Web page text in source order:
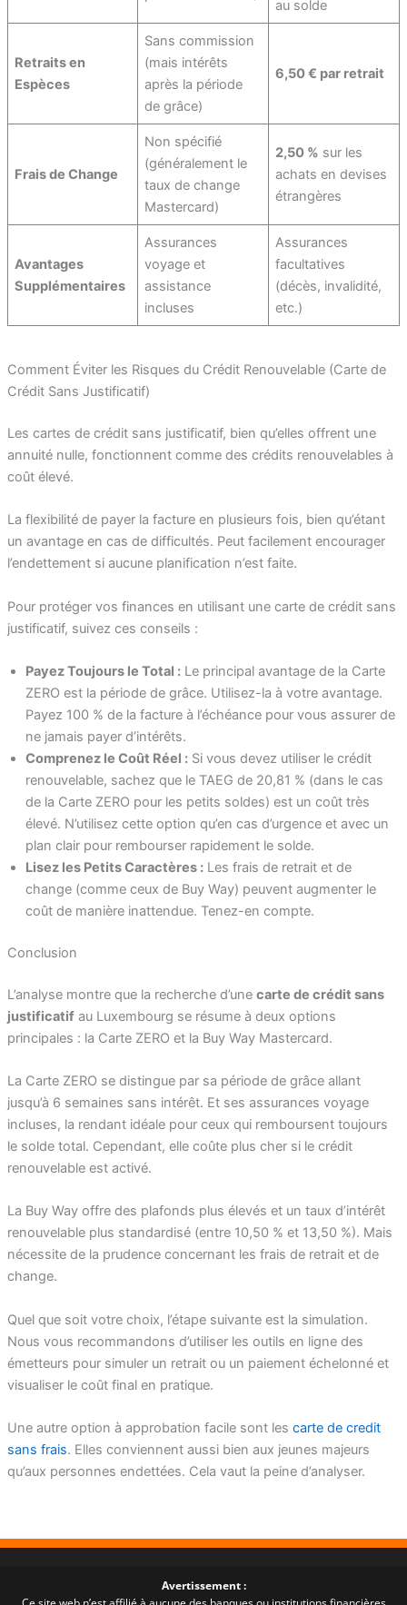
au solde
Retraits en
Espèces
Sans commission
(mais intérêts
après la période
de grâce)
6,50 € par retrait
Frais de Change
Non spécifié
(généralement le
taux de change
Mastercard)
2,50 % sur les
achats en devises
étrangères
Avantages
Supplémentaires
Assurances
voyage et
assistance
incluses
Assurances
facultatives
(décès, invalidité,
etc.)
Comment Éviter les Risques du Crédit Renouvelable (Carte de
Crédit Sans Justificatif)
Les cartes de crédit sans justificatif, bien qu’elles offrent une
annuité nulle, fonctionnent comme des crédits renouvelables à
coût élevé.
La flexibilité de payer la facture en plusieurs fois, bien qu’étant
un avantage en cas de difficultés. Peut facilement encourager
l’endettement si aucune planification n’est faite.
Pour protéger vos finances en utilisant une carte de crédit sans
justificatif, suivez ces conseils :
Payez Toujours le Total :Le principal avantage de la Carte
ZERO est la période de grâce. Utilisez-la à votre avantage.
Payez 100 % de la facture à l’échéance pour vous assurer de
ne jamais payer d’intérêts.
Comprenez le Coût Réel :Si vous devez utiliser le crédit
renouvelable, sachez que le TAEG de 20,81 % (dans le cas
de la Carte ZERO pour les petits soldes) est un coût très
élevé. N’utilisez cette option qu’en cas d’urgence et avec un
plan clair pour rembourser rapidement le solde.
Lisez les Petits Caractères :Les frais de retrait et de
change (comme ceux de Buy Way) peuvent augmenter le
coût de manière inattendue. Tenez-en compte.
Conclusion
L’analyse montre que la recherche d’une carte de crédit sans
justificatifau Luxembourg se résume à deux options
principales : la Carte ZERO et la Buy Way Mastercard.
La Carte ZERO se distingue par sa période de grâce allant
jusqu’à 6 semaines sans intérêt. Et ses assurances voyage
incluses, la rendant idéale pour ceux qui remboursent toujours
le solde total. Cependant, elle coûte plus cher si le crédit
renouvelable est activé.
La Buy Way offre des plafonds plus élevés et un taux d’intérêt
renouvelable plus standardisé (entre 10,50 % et 13,50 %). Mais
nécessite de la prudence concernant les frais de retrait et de
change.
Quel que soit votre choix, l’étape suivante est la simulation.
Nous vous recommandons d’utiliser les outils en ligne des
émetteurs pour simuler un retrait ou un paiement échelonné et
visualiser le coût final en pratique.
Une autre option à approbation facile sont les carte de credit
sans frais. Elles conviennent aussi bien aux jeunes majeurs
qu’aux personnes endettées. Cela vaut la peine d’analyser.
Avertissement :